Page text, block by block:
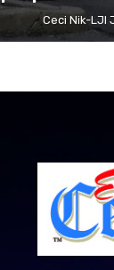
Ceci Nik-LJI